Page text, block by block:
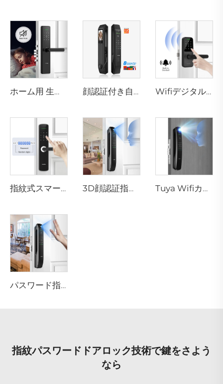
ホーム用 生体認証指紋ドアロックハンドル Tuya T15 顔認証付き自動スマート指紋ドアロック D7pro Wifiデジタル指紋パスワード対応Bluetoothドアハンドル Tenon K8
指紋式スマートロック レバーハンドル・リムピン・カード付き テノンE3 3D顔認証指紋認識住宅用ドアロック Tenon A6 Pro Tuya Wifiカメラ付き自動ID顔認証指紋スマートロック Tenon A9 Pro
パスワード指紋生体認証機能付きスマートハウスロック Tenon A6 Pro
指紋パスワードドアロック技術で鍵をさよう
なら